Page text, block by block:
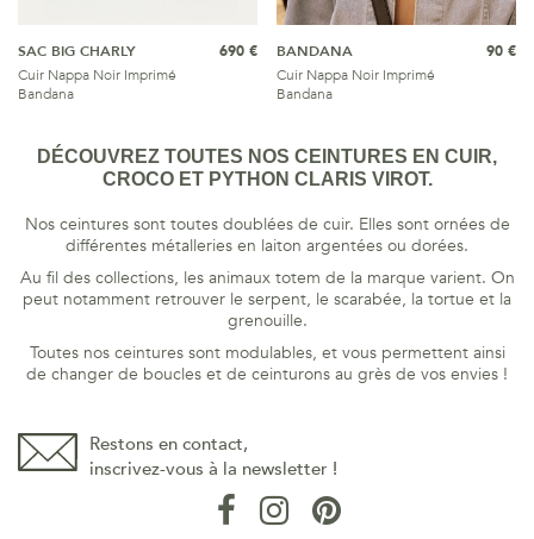
SAC BIG CHARLY
Cuir Nappa Noir Imprimé
Bandana
690 €
BANDANA
Cuir Nappa Noir Imprimé
Bandana
90 €
DÉCOUVREZ TOUTES NOS CEINTURES EN CUIR,
CROCO ET PYTHON CLARIS VIROT.
Nos ceintures sont toutes doublées de cuir. Elles sont ornées de
différentes métalleries en laiton argentées ou dorées.
Au fil des collections, les animaux totem de la marque varient. On
peut notamment retrouver le serpent, le scarabée, la tortue et la
grenouille.
Toutes nos ceintures sont modulables, et vous permettent ainsi
de changer de boucles et de ceinturons au grès de vos envies !
Restons en contact,
inscrivez-vous à la newsletter !